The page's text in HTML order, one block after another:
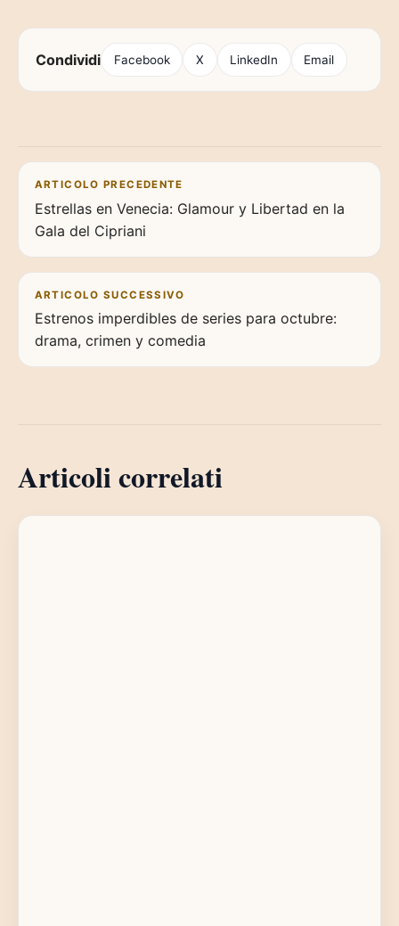
Condividi Facebook X LinkedIn Email
Navigazione articoli
ARTICOLO PRECEDENTE
Estrellas en Venecia: Glamour y Libertad en la
Gala del Cipriani
ARTICOLO SUCCESSIVO
Estrenos imperdibles de series para octubre:
drama, crimen y comedia
Articoli correlati